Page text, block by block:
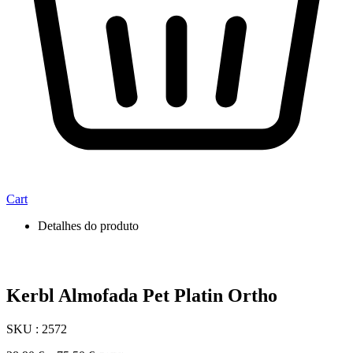
Cart
Detalhes do produto
Kerbl Almofada Pet Platin Ortho
SKU : 2572